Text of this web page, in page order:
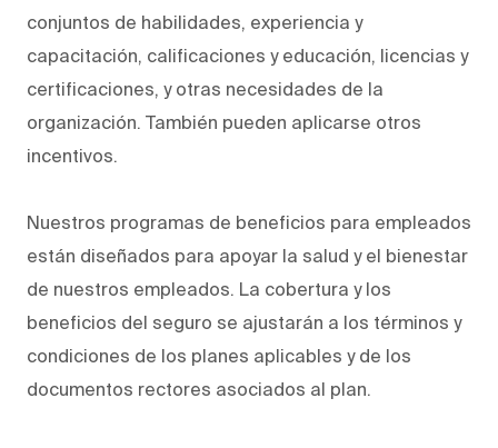
conjuntos de habilidades, experiencia y
capacitación, calificaciones y educación, licencias y
certificaciones, y otras necesidades de la
organización. También pueden aplicarse otros
incentivos.
Nuestros programas de beneficios para empleados
están diseñados para apoyar la salud y el bienestar
de nuestros empleados. La cobertura y los
beneficios del seguro se ajustarán a los términos y
condiciones de los planes aplicables y de los
documentos rectores asociados al plan.